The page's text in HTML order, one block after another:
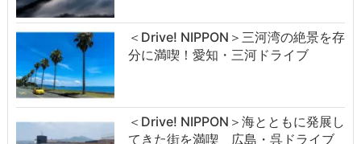
＜Drive! NIPPON＞三河湾の絶景を存
分に満喫！愛知・三河ドライブ
＜Drive! NIPPON＞海とともに発展し
てきた街を満喫 広島・呉ドライブ